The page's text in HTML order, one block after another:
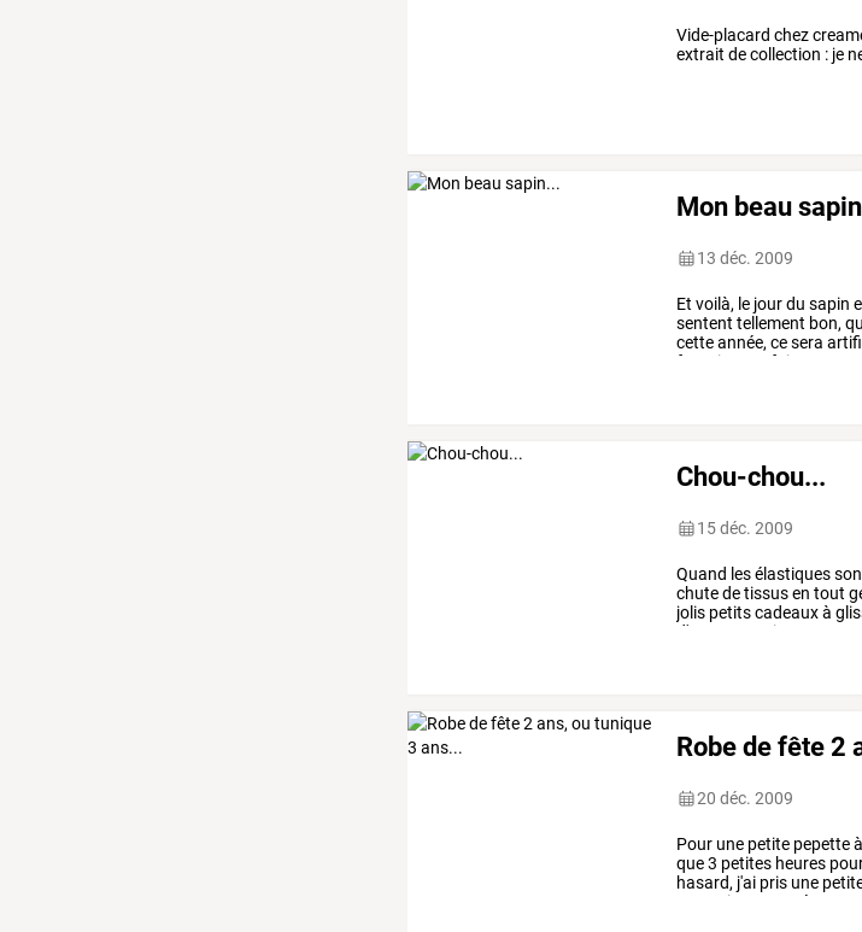
Vide-placard chez
extrait de collection : je
Mon beau
13 déc. 2009
Et voilà, le jourdu sapin
sentent tellement bon,
cetteannée,cesera
fourni...
fois
Chou-chou...
15 déc. 2009
Quand lesélastiques
chutedetissusen tout
jolis petitscadeauxà
d'orges...
petit
Robe de fête 2
20 déc. 2009
Pour une petite pepetteà
que3 petites heures
hasard, j'ai pris une
papier, marqué